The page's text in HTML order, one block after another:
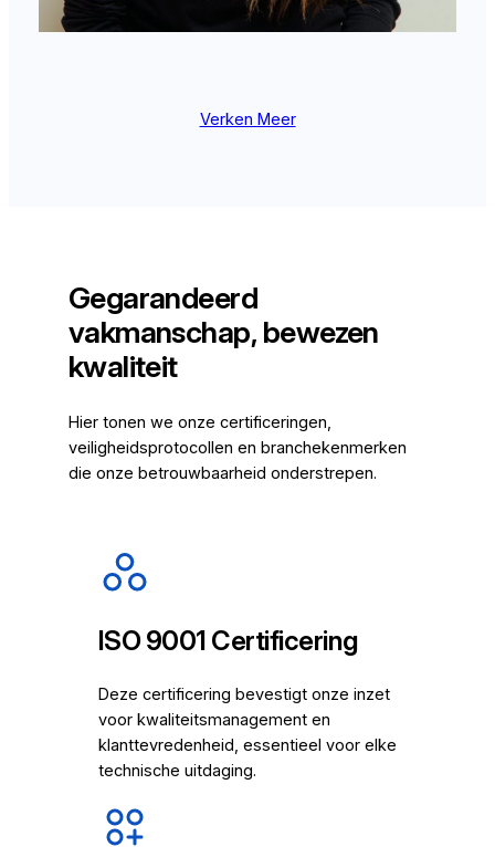
Verken Meer
Gegarandeerd
vakmanschap, bewezen
kwaliteit
Hier tonen we onze certificeringen,
veiligheidsprotocollen en branchekenmerken
die onze betrouwbaarheid onderstrepen.
ISO 9001 Certificering
Deze certificering bevestigt onze inzet
voor kwaliteitsmanagement en
klanttevredenheid, essentieel voor elke
technische uitdaging.